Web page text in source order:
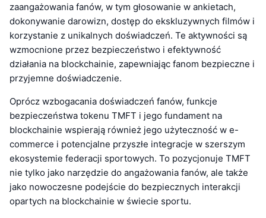
zaangażowania fanów, w tym głosowanie w ankietach,
dokonywanie darowizn, dostęp do ekskluzywnych filmów i
korzystanie z unikalnych doświadczeń. Te aktywności są
wzmocnione przez bezpieczeństwo i efektywność
działania na blockchainie, zapewniając fanom bezpieczne i
przyjemne doświadczenie.
Oprócz wzbogacania doświadczeń fanów, funkcje
bezpieczeństwa tokenu TMFT i jego fundament na
blockchainie wspierają również jego użyteczność w e-
commerce i potencjalne przyszłe integracje w szerszym
ekosystemie federacji sportowych. To pozycjonuje TMFT
nie tylko jako narzędzie do angażowania fanów, ale także
jako nowoczesne podejście do bezpiecznych interakcji
opartych na blockchainie w świecie sportu.